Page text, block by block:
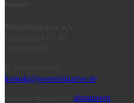
kontakt@werteinitiative.de
abonnieren